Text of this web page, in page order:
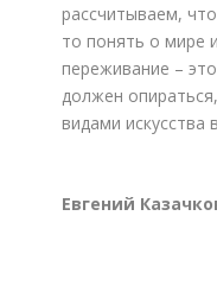
рассчитываем,
то понять о мире
переживание –
должен
видами искусства
Евгений